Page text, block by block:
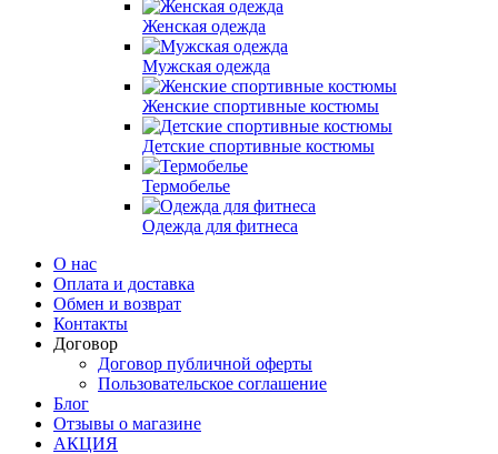
Женская одежда
Мужская одежда
Женские спортивные костюмы
Детские спортивные костюмы
Термобелье
Одежда для фитнеса
О нас
Оплата и доставка
Обмен и возврат
Контакты
Договор
Договор публичной оферты
Пользовательское соглашение
Блог
Отзывы о магазине
АКЦИЯ